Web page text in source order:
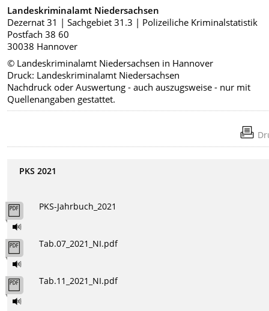
Landeskriminalamt Niedersachsen
Dezernat 31 | Sachgebiet 31.3 | Polizeiliche Kriminalstatistik
Postfach 38 60
30038 Hannover
© Landeskriminalamt Niedersachsen in Hannover
Druck: Landeskriminalamt Niedersachsen
Nachdruck oder Auswertung - auch auszugsweise - nur mit
Quellenangaben gestattet.
PKS 2021
PKS-Jahrbuch_2021
Tab.07_2021_NI.pdf
Tab.11_2021_NI.pdf